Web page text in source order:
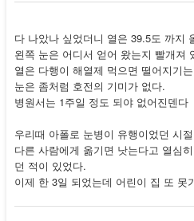
다 나았나 싶었더니 열은 39.5도 까지
왼쪽 눈은 어디서 얻어 왔는지 빨개져
열은 다행이 해열제 먹으면 떨어지기
눈은 좀처럼 호전의 기미가 없다.
병원서는 1주일 정도 되야 없어진덴다
우리때 아폴로 눈병이 유행이었던 시
다른 사람에게 옮기면 낫는다고 열심
던 적이 있었다.
이제 한 3일 되었는데 어린이 집 또 못